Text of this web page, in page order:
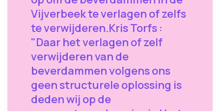
Vijverbeek te verlagen of zelfs
te verwijderen.Kris Torfs :
"Daar het verlagen of zelf
verwijderen van de
beverdammen volgens ons
geen structurele oplossing is
deden wij op de